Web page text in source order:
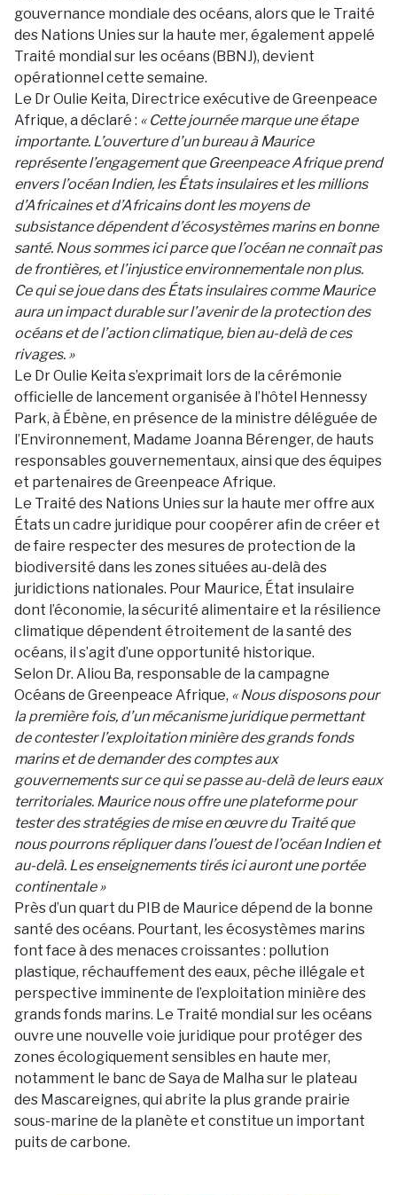
gouvernance mondiale des océans, alors que le Traité
des Nations Unies sur la haute mer, également appelé
Traité mondial sur les océans (BBNJ), devient
opérationnel cette semaine.
Le Dr Oulie Keita, Directrice exécutive de Greenpeace
Afrique, a déclaré : « Cette journée marque une étape
importante. L’ouverture d’un bureau à Maurice
représente l’engagement que Greenpeace Afrique prend
envers l’océan Indien, les États insulaires et les millions
d’Africaines et d’Africains dont les moyens de
subsistance dépendent d’écosystèmes marins en bonne
santé. Nous sommes ici parce que l’océan ne connaît pas
de frontières, et l’injustice environnementale non plus.
Ce qui se joue dans des États insulaires comme Maurice
aura un impact durable sur l’avenir de la protection des
océans et de l’action climatique, bien au-delà de ces
rivages. »
Le Dr Oulie Keita s’exprimait lors de la cérémonie
officielle de lancement organisée à l’hôtel Hennessy
Park, à Ébène, en présence de la ministre déléguée de
l’Environnement, Madame Joanna Bérenger, de hauts
responsables gouvernementaux, ainsi que des équipes
et partenaires de Greenpeace Afrique.
Le Traité des Nations Unies sur la haute mer offre aux
États un cadre juridique pour coopérer afin de créer et
de faire respecter des mesures de protection de la
biodiversité dans les zones situées au-delà des
juridictions nationales. Pour Maurice, État insulaire
dont l’économie, la sécurité alimentaire et la résilience
climatique dépendent étroitement de la santé des
océans, il s’agit d’une opportunité historique.
Selon Dr. Aliou Ba, responsable de la campagne
Océans de Greenpeace Afrique, « Nous disposons pour
la première fois, d’un mécanisme juridique permettant
de contester l’exploitation minière des grands fonds
marins et de demander des comptes aux
gouvernements sur ce qui se passe au-delà de leurs eaux
territoriales. Maurice nous offre une plateforme pour
tester des stratégies de mise en œuvre du Traité que
nous pourrons répliquer dans l’ouest de l’océan Indien et
au-delà. Les enseignements tirés ici auront une portée
continentale »
Près d’un quart du PIB de Maurice dépend de la bonne
santé des océans. Pourtant, les écosystèmes marins
font face à des menaces croissantes : pollution
plastique, réchauffement des eaux, pêche illégale et
perspective imminente de l’exploitation minière des
grands fonds marins. Le Traité mondial sur les océans
ouvre une nouvelle voie juridique pour protéger des
zones écologiquement sensibles en haute mer,
notamment le banc de Saya de Malha sur le plateau
des Mascareignes, qui abrite la plus grande prairie
sous-marine de la planète et constitue un important
puits de carbone.